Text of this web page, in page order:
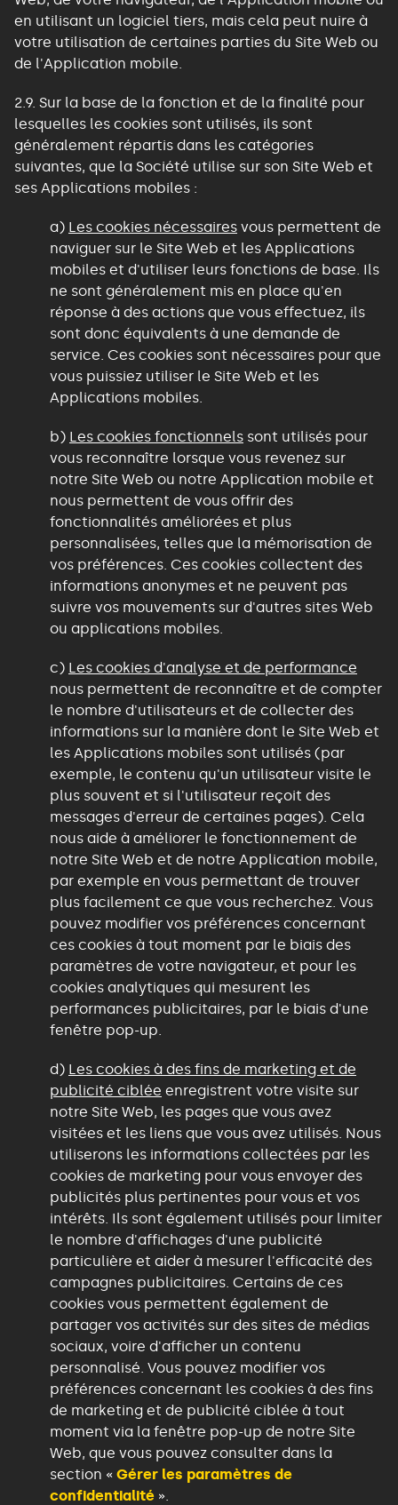
en utilisant un logiciel tiers, mais cela peut nuire à
votre utilisation de certaines parties du Site Web ou
de l'Application mobile.
2.9. Sur la base de la fonction et de la finalité pour
lesquelles les cookies sont utilisés, ils sont
généralement répartis dans les catégories
suivantes, que la Société utilise sur son Site Web et
ses Applications mobiles :
a) Les cookies nécessaires vous permettent de
naviguer sur le Site Web et les Applications
mobiles et d'utiliser leurs fonctions de base. Ils
ne sont généralement mis en place qu'en
réponse à des actions que vous effectuez, ils
sont donc équivalents à une demande de
service. Ces cookies sont nécessaires pour que
vous puissiez utiliser le Site Web et les
Applications mobiles.
b) Les cookies fonctionnels sont utilisés pour
vous reconnaître lorsque vous revenez sur
notre Site Web ou notre Application mobile et
nous permettent de vous offrir des
fonctionnalités améliorées et plus
personnalisées, telles que la mémorisation de
vos préférences. Ces cookies collectent des
informations anonymes et ne peuvent pas
suivre vos mouvements sur d'autres sites Web
ou applications mobiles.
c) Les cookies d'analyse et de performance
nous permettent de reconnaître et de compter
le nombre d'utilisateurs et de collecter des
informations sur la manière dont le Site Web et
les Applications mobiles sont utilisés (par
exemple, le contenu qu'un utilisateur visite le
plus souvent et si l'utilisateur reçoit des
messages d'erreur de certaines pages). Cela
nous aide à améliorer le fonctionnement de
notre Site Web et de notre Application mobile,
par exemple en vous permettant de trouver
plus facilement ce que vous recherchez. Vous
pouvez modifier vos préférences concernant
ces cookies à tout moment par le biais des
paramètres de votre navigateur, et pour les
cookies analytiques qui mesurent les
performances publicitaires, par le biais d'une
fenêtre pop-up.
d) Les cookies à des fins de marketing et de
publicité ciblée enregistrent votre visite sur
notre Site Web, les pages que vous avez
visitées et les liens que vous avez utilisés. Nous
utiliserons les informations collectées par les
cookies de marketing pour vous envoyer des
publicités plus pertinentes pour vous et vos
intérêts. Ils sont également utilisés pour limiter
le nombre d'affichages d'une publicité
particulière et aider à mesurer l'efficacité des
campagnes publicitaires. Certains de ces
cookies vous permettent également de
partager vos activités sur des sites de médias
sociaux, voire d'afficher un contenu
personnalisé. Vous pouvez modifier vos
préférences concernant les cookies à des fins
de marketing et de publicité ciblée à tout
moment via la fenêtre pop-up de notre Site
Web, que vous pouvez consulter dans la
section « Gérer les paramètres de
confidentialité ».